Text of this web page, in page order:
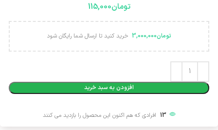
تومان115,000
تومان3,000,000 خرید کنید تا ارسال شما رایگان شود
افزودن به سبد خرید
13 افرادی که هم اکنون این محصول را بازدید می کنند